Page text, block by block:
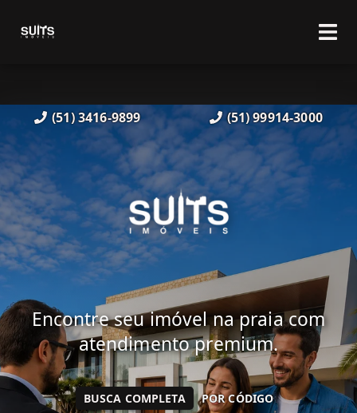
(51) 3416-9899 (51) 99914-3000
Encontre seu imóvel na praia com
atendimento premium.
BUSCA COMPLETA POR CÓDIGO